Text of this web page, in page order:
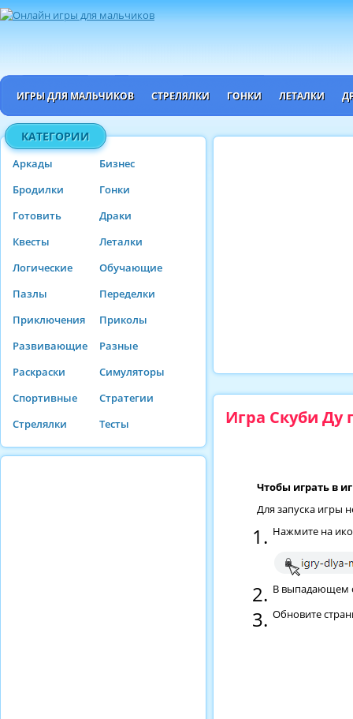
ИГРЫ ДЛЯ МАЛЬЧИКОВ СТРЕЛЯЛКИ ГОНКИ ЛЕТАЛКИ
КАТЕГОРИИ
Аркады
Бизнес
Бродилки
Гонки
Готовить
Драки
Квесты
Леталки
Логические
Обучающие
Пазлы
Переделки
Приключения
Приколы
Развивающие
Разные
Раскраски
Симуляторы
Спортивные
Стратегии
Стрелялки
Тесты Игра Скуби Ду
Чтобы играть в
Для запуска игры
Нажмите на
В выпадающем
Обновите